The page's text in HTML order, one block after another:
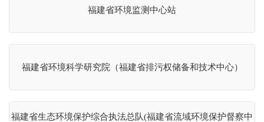
福建省环境监测中心站
福建省环境科学研究院（福建省排污权储备和技术中心）
福建省生态环境保护综合执法总队(福建省流域环境保护督察中